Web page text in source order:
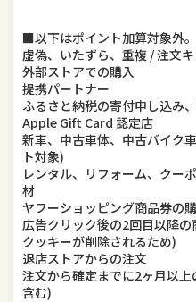
■以下はポイント加算対象外。
虚偽、いたずら、重複 / 注文
外部ストアでの購入
提携パートナー
ふるさと納税の寄付申し込み
Apple Gift Card 認定店
新車、中古車体、中古バイク
ト対象)
レンタル、リフォーム、クー
材
ヤフーショッピング商品券の
広告クリック後の2回目以降
クッキーが削除されるため)
退店ストアからの注文
注文から確定までに2ヶ月以
含む)